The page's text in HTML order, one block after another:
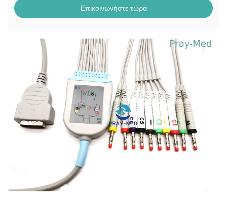
Επικοινωνήστε τώρα